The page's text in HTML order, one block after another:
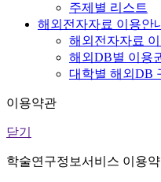
주제별 리스트
해외전자자료 이용안
해외전자자료
해외DB별 이용
대학별 해외DB
이용약관
닫기
학술연구정보서비스 이용